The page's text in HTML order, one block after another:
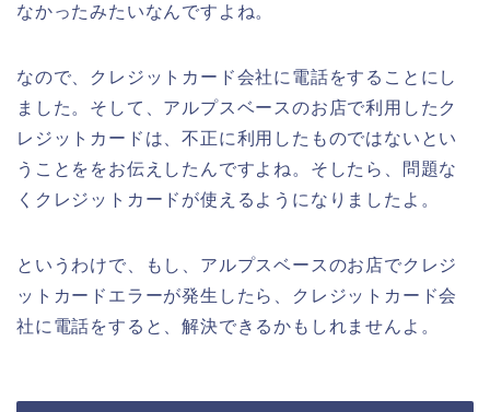
なかったみたいなんですよね。
なので、クレジットカード会社に電話をすることにし
ました。そして、アルプスベースのお店で利用したク
レジットカードは、不正に利用したものではないとい
うことををお伝えしたんですよね。そしたら、問題な
くクレジットカードが使えるようになりましたよ。
というわけで、もし、アルプスベースのお店でクレジ
ットカードエラーが発生したら、クレジットカード会
社に電話をすると、解決できるかもしれませんよ。